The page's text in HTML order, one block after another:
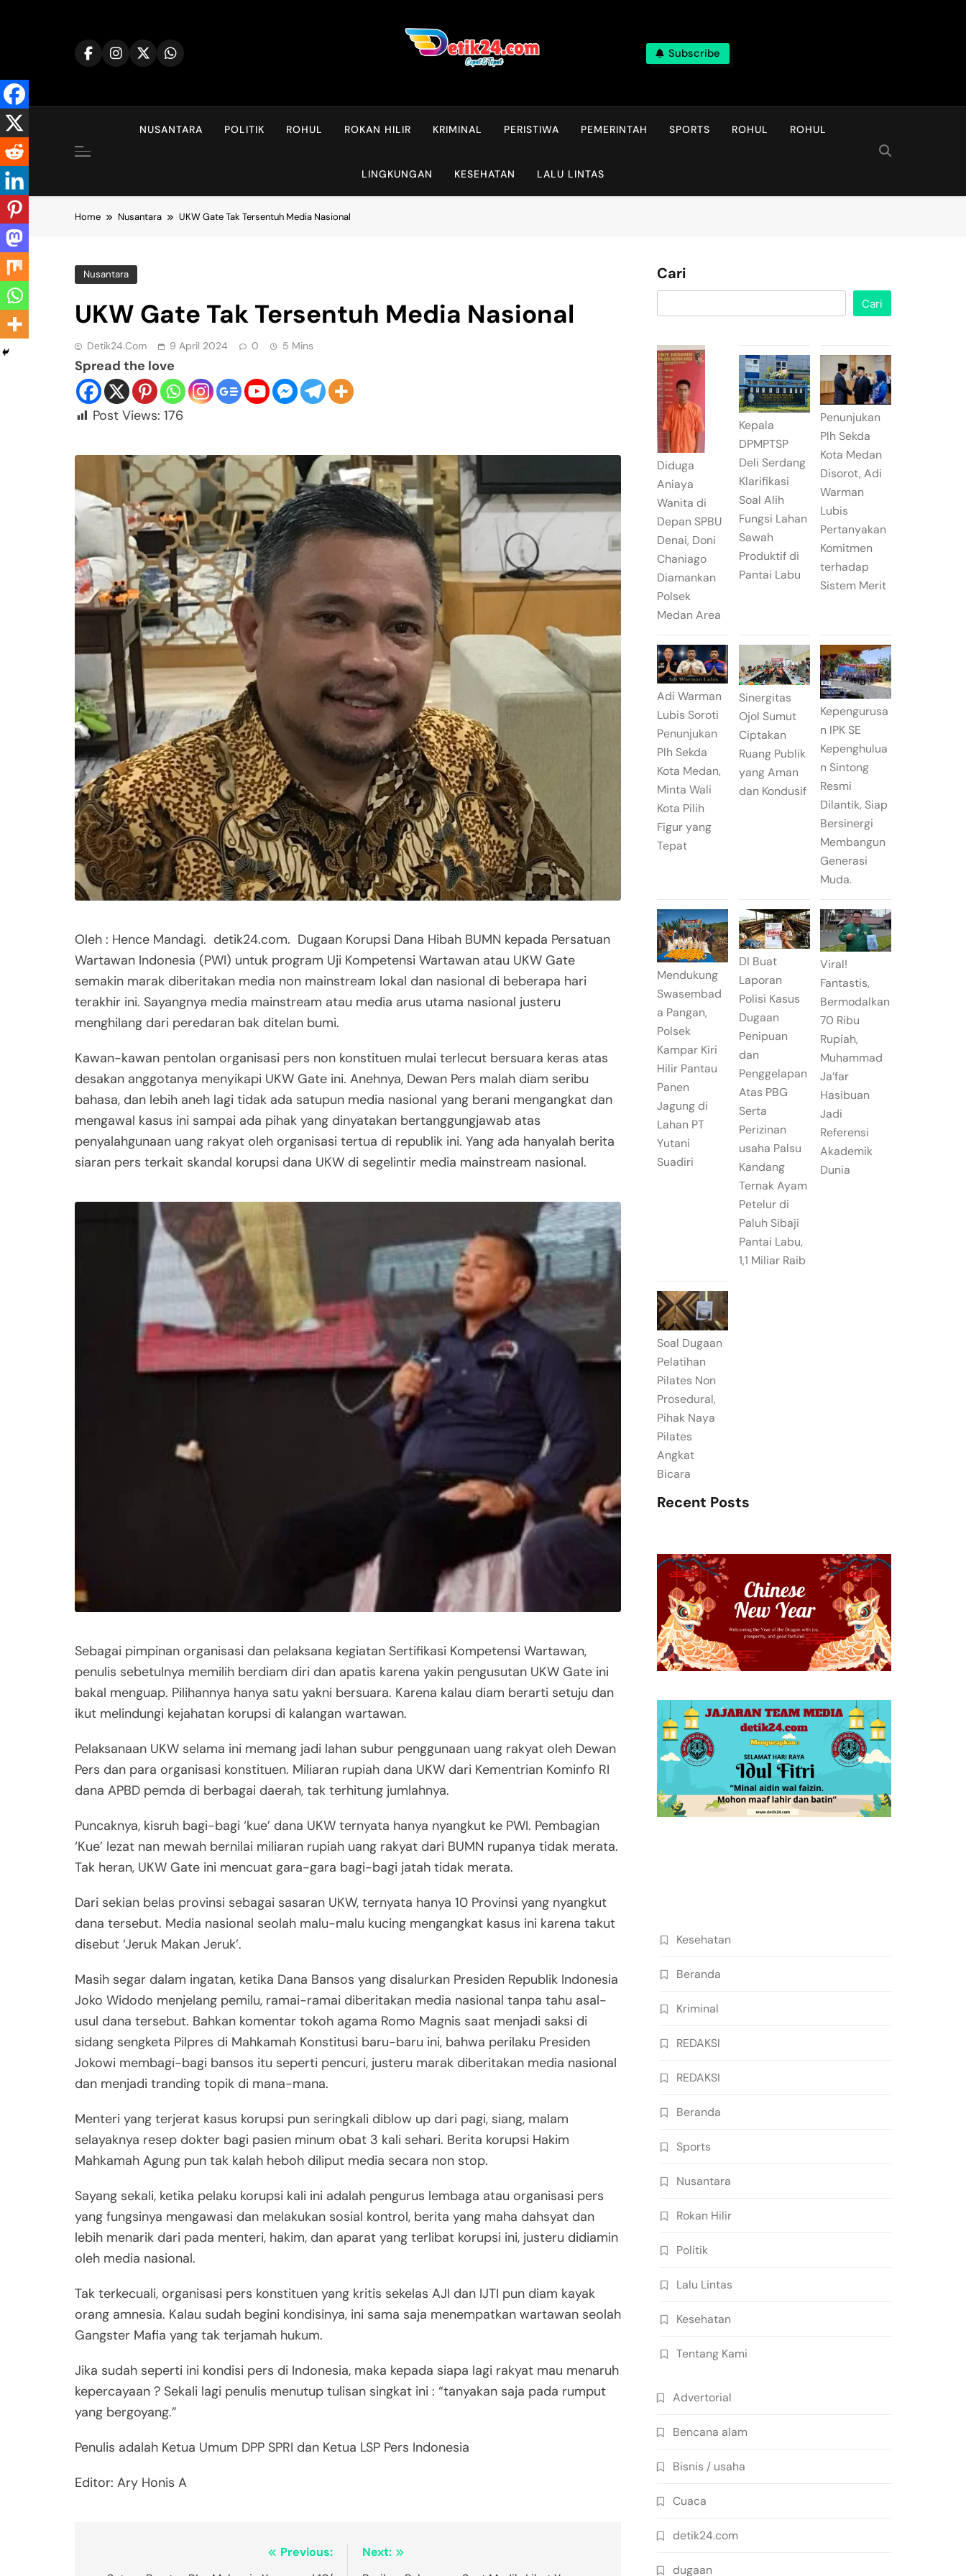
Subscribe
NUSANTARA POLITIK ROHUL ROKAN HILIR KRIMINAL PERISTIWA PEMERINTAH SPORTS ROHUL ROHUL
LINGKUNGAN KESEHATAN LALU LINTAS
Home Nusantara UKW Gate Tak Tersentuh Media Nasional
Nusantara
UKW Gate Tak Tersentuh Media Nasional
Detik24.com 9 April 2024 0 5 Mins
Spread the love
Post Views: 176
Oleh : Hence Mandagi. detik24.com. Dugaan Korupsi Dana Hibah BUMN kepada Persatuan
Wartawan Indonesia (PWI) untuk program Uji Kompetensi Wartawan atau UKW Gate
semakin marak diberitakan media non mainstream lokal dan nasional di beberapa hari
terakhir ini. Sayangnya media mainstream atau media arus utama nasional justeru
menghilang dari peredaran bak ditelan bumi.
Kawan-kawan pentolan organisasi pers non konstituen mulai terlecut bersuara keras atas
desakan anggotanya menyikapi UKW Gate ini. Anehnya, Dewan Pers malah diam seribu
bahasa, dan lebih aneh lagi tidak ada satupun media nasional yang berani mengangkat dan
mengawal kasus ini sampai ada pihak yang dinyatakan bertanggungjawab atas
penyalahgunaan uang rakyat oleh organisasi tertua di republik ini. Yang ada hanyalah berita
siaran pers terkait skandal korupsi dana UKW di segelintir media mainstream nasional.
Sebagai pimpinan organisasi dan pelaksana kegiatan Sertifikasi Kompetensi Wartawan,
penulis sebetulnya memilih berdiam diri dan apatis karena yakin pengusutan UKW Gate ini
bakal menguap. Pilihannya hanya satu yakni bersuara. Karena kalau diam berarti setuju dan
ikut melindungi kejahatan korupsi di kalangan wartawan.
Pelaksanaan UKW selama ini memang jadi lahan subur penggunaan uang rakyat oleh Dewan
Pers dan para organisasi konstituen. Miliaran rupiah dana UKW dari Kementrian Kominfo RI
dana APBD pemda di berbagai daerah, tak terhitung jumlahnya.
Puncaknya, kisruh bagi-bagi ‘kue’ dana UKW ternyata hanya nyangkut ke PWI. Pembagian
‘Kue’ lezat nan mewah bernilai miliaran rupiah uang rakyat dari BUMN rupanya tidak merata.
Tak heran, UKW Gate ini mencuat gara-gara bagi-bagi jatah tidak merata.
Dari sekian belas provinsi sebagai sasaran UKW, ternyata hanya 10 Provinsi yang nyangkut
dana tersebut. Media nasional seolah malu-malu kucing mengangkat kasus ini karena takut
disebut ‘Jeruk Makan Jeruk’.
Masih segar dalam ingatan, ketika Dana Bansos yang disalurkan Presiden Republik Indonesia
Joko Widodo menjelang pemilu, ramai-ramai diberitakan media nasional tanpa tahu asal-
usul dana tersebut. Bahkan komentar tokoh agama Romo Magnis saat menjadi saksi di
sidang sengketa Pilpres di Mahkamah Konstitusi baru-baru ini, bahwa perilaku Presiden
Jokowi membagi-bagi bansos itu seperti pencuri, justeru marak diberitakan media nasional
dan menjadi tranding topik di mana-mana.
Menteri yang terjerat kasus korupsi pun seringkali diblow up dari pagi, siang, malam
selayaknya resep dokter bagi pasien minum obat 3 kali sehari. Berita korupsi Hakim
Mahkamah Agung pun tak kalah heboh diliput media secara non stop.
Sayang sekali, ketika pelaku korupsi kali ini adalah pengurus lembaga atau organisasi pers
yang fungsinya mengawasi dan melakukan sosial kontrol, berita yang maha dahsyat dan
lebih menarik dari pada menteri, hakim, dan aparat yang terlibat korupsi ini, justeru didiamin
oleh media nasional.
Tak terkecuali, organisasi pers konstituen yang kritis sekelas AJI dan IJTI pun diam kayak
orang amnesia. Kalau sudah begini kondisinya, ini sama saja menempatkan wartawan seolah
Gangster Mafia yang tak terjamah hukum.
Jika sudah seperti ini kondisi pers di Indonesia, maka kepada siapa lagi rakyat mau menaruh
kepercayaan ? Sekali lagi penulis menutup tulisan singkat ini : “tanyakan saja pada rumput
yang bergoyang.”
Penulis adalah Ketua Umum DPP SPRI dan Ketua LSP Pers Indonesia
Editor: Ary Honis A
Previous:
Next:
Cari
Cari
Diduga
Aniaya
Wanita di
Depan SPBU
Denai, Doni
Chaniago
Diamankan
Polsek
Medan Area
Kepala
DPMPTSP
Deli Serdang
Klarifikasi
Soal Alih
Fungsi Lahan
Sawah
Produktif di
Pantai Labu
Penunjukan
Plh Sekda
Kota Medan
Disorot, Adi
Warman
Lubis
Pertanyakan
Komitmen
terhadap
Sistem Merit
Adi Warman
Lubis Soroti
Penunjukan
Plh Sekda
Kota Medan,
Minta Wali
Kota Pilih
Figur yang
Tepat
Sinergitas
Ojol Sumut
Ciptakan
Ruang Publik
yang Aman
dan Kondusif
Kepengurusa
n IPK SE
Kepenghulua
n Sintong
Resmi
Dilantik, Siap
Bersinergi
Membangun
Generasi
Muda.
Mendukung
Swasembad
a Pangan,
Polsek
Kampar Kiri
Hilir Pantau
Panen
Jagung di
Lahan PT
Yutani
Suadiri
DI Buat
Laporan
Polisi Kasus
Dugaan
Penipuan
dan
Penggelapan
Atas PBG
Serta
Perizinan
usaha Palsu
Kandang
Ternak Ayam
Petelur di
Paluh Sibaji
Pantai Labu,
1,1 Miliar Raib
Viral!
Fantastis,
Bermodalkan
70 Ribu
Rupiah,
Muhammad
Ja’far
Hasibuan
Jadi
Referensi
Akademik
Dunia
Soal Dugaan
Pelatihan
Pilates Non
Prosedural,
Pihak Naya
Pilates
Angkat
Bicara
Recent Posts
Kesehatan
Beranda
Kriminal
REDAKSI
REDAKSI
Beranda
Sports
Nusantara
Rokan Hilir
Politik
Lalu Lintas
Kesehatan
Tentang Kami
Advertorial
Bencana alam
Bisnis / usaha
Cuaca
detik24.com
dugaan